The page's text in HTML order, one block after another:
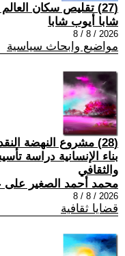
(27) تقليص سكان العالم قد يساهم في إنقاذ الكوكب
شابا أيوب شابا
2026 / 8 / 8
مواضيع وابحاث سياسية
(28) مشروع النهضة
بناء الإنسانية دراسة
والثقافي
محمد أحمد الصغير على
2026 / 8 / 8
قضايا ثقافية